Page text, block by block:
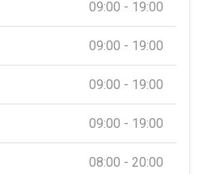
09:00 - 19:00
09:00 - 19:00
09:00 - 19:00
09:00 - 19:00
08:00 - 20:00